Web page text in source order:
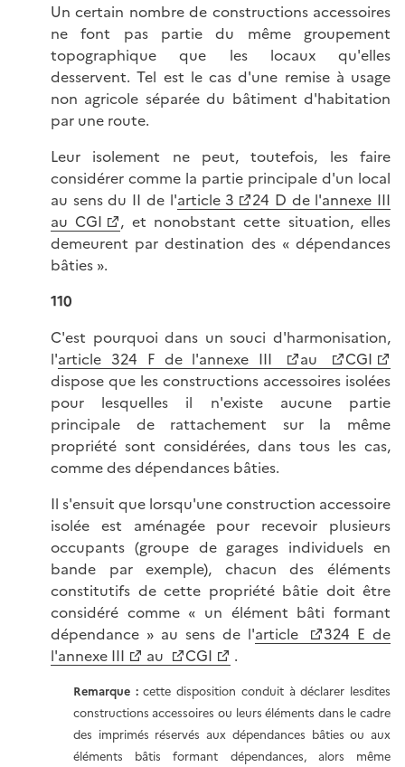
Un certain nombre de constructions accessoires
ne font pas partie du même groupement
topographique que les locaux qu'elles
desservent. Tel est le cas d'une remise à usage
non agricole séparée du bâtiment d'habitation
par une route.
Leur isolement ne peut, toutefois, les faire
considérer comme la partie principale d'un local
au sens du II de l'article 3
24 D de l'annexe III
au CGI
, et nonobstant cette situation, elles
demeurent par destination des « dépendances
bâties ».
110
C'est pourquoi dans un souci d'harmonisation,
l'article 324 F de l'annexe III au
CGI
dispose que les constructions accessoires isolées
pour lesquelles il n'existe aucune partie
principale de rattachement sur la même
propriété sont considérées, dans tous les cas,
comme des dépendances bâties.
Il s'ensuit que lorsqu'une construction accessoire
isolée est aménagée pour recevoir plusieurs
occupants (groupe de garages individuels en
bande par exemple), chacun des éléments
constitutifs de cette propriété bâtie doit être
considéré comme « un élément bâti formant
dépendance » au sens de l'article
324 E de
l'annexe III
au CGI .
Remarque :cette disposition conduit à déclarer lesdites
constructions accessoires ou leurs éléments dans le cadre
des imprimés réservés aux dépendances bâties ou aux
éléments bâtis formant dépendances, alors même